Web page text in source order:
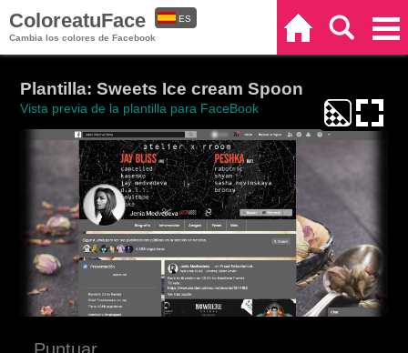
ColoreatuFace
Cambia los colores de Facebook
ES
Plantilla: Sweets Ice cream Spoon
Vista previa de la plantilla para FaceBook